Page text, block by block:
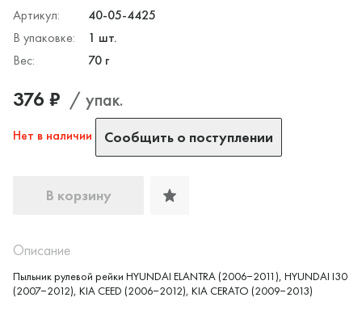
Да, верно
Артикул:
40-05-4425
В упаковке:
1 шт.
Вес:
70 г
376 ₽ / упак.
Нет в наличии Сообщить о поступлении
В корзину
Описание
Пыльник рулевой рейки HYUNDAI ELANTRA (2006−2011), HYUNDAI I30
(2007−2012), KIA CEED (2006−2012), KIA CERATO (2009−2013)